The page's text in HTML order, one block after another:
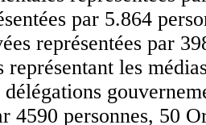
par 5.864
représentées par
représentant les
4590 personnes, 50